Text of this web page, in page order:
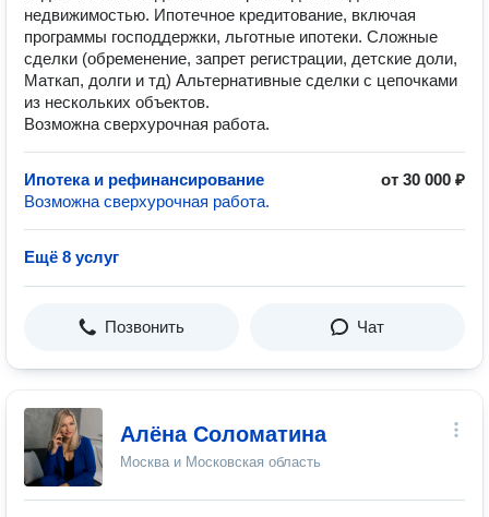
недвижимостью. Ипотечное кредитование, включая
программы господдержки, льготные ипотеки. Сложные
сделки (обременение, запрет регистрации, детские доли,
Маткап, долги и тд) Альтернативные сделки с цепочками
из нескольких объектов.
Возможна сверхурочная работа.
Ипотека и рефинансирование
от 30 000 ₽
Возможна сверхурочная работа.
Ещё 8 услуг
Позвонить Чат
Алёна Соломатина
Москва и Московская область